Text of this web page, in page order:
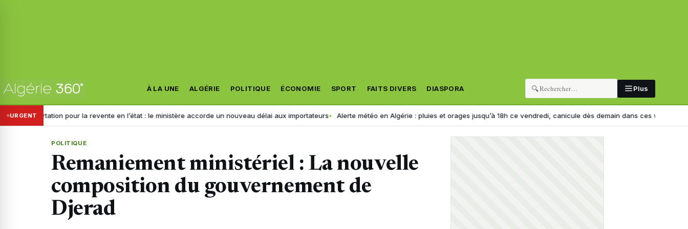
À LA UNE ALGÉRIE POLITIQUE ÉCONOMIE SPORT FAITS DIVERS DIASPORA 🔍 Plus
URGENTpour la revente en l’état : le ministère accorde un nouveau délai aux importateurs Alerte météo en Algérie : pluies et orages jusqu’à 18h ce vendredi, canicule dès demain dans ces wilayas Hadj 2027
POLITIQUE
Remaniement ministériel : La nouvelle
composition du gouvernement de
Djerad